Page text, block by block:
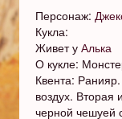
Персонаж:
Кукла:
Живет у Алька
О кукле:
Квента:
воздух. Вторая
черной чешуей